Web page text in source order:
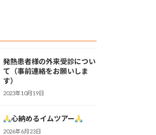
発熱患者様の外来受診につい
て（事前連絡をお願いしま
す）
2023年10月19日
心納めるイムツアー
2026年6月23日